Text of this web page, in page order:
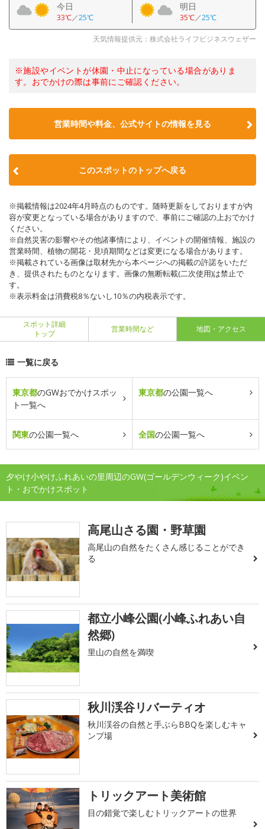
今日
33℃／25℃
明日
35℃／25℃
天気情報提供元：株式会社ライフビジネスウェザー
※施設やイベントが休園・中止になっている場合がありま
す。おでかけの際は事前にご確認ください。
営業時間や料金、公式サイトの情報を見る
このスポットのトップへ戻る
※掲載情報は2024年4月時点のものです。随時更新をしておりますが内
容が変更となっている場合がありますので、事前にご確認の上おでかけ
ください。
※自然災害の影響やその他諸事情により、イベントの開催情報、施設の
営業時間、植物の開花・見頃期間などは変更になる場合があります。
※掲載されている画像は取材先から本ページへの掲載の許諾をいただ
き、提供されたものとなります。画像の無断転載(二次使用)は禁止で
す。
※表示料金は消費税8％ないし10％の内税表示です。
スポット詳細
トップ
営業時間など 地図・アクセス
一覧に戻る
東京都のGWおでかけスポッ
ト一覧へ
東京都の公園一覧へ
関東の公園一覧へ 全国の公園一覧へ
夕やけ小やけふれあいの里周辺のGW(ゴールデンウィーク)イベン
ト・おでかけスポット
高尾山さる園・野草園
高尾山の自然をたくさん感じることができ
る
都立小峰公園(小峰ふれあい自
然郷)
里山の自然を満喫
秋川渓谷リバーティオ
秋川渓谷の自然と手ぶらBBQを楽しむキャ
ンプ場
トリックアート美術館
目の錯覚で楽しむトリックアートの世界